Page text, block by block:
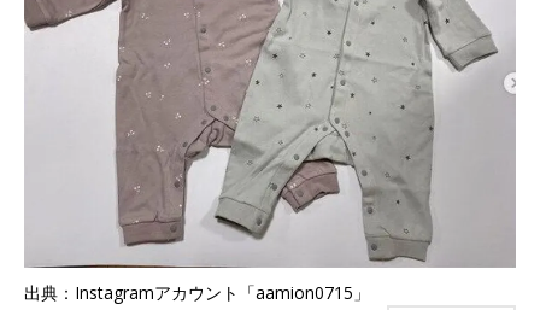
出典：Instagramアカウント「aamion0715」